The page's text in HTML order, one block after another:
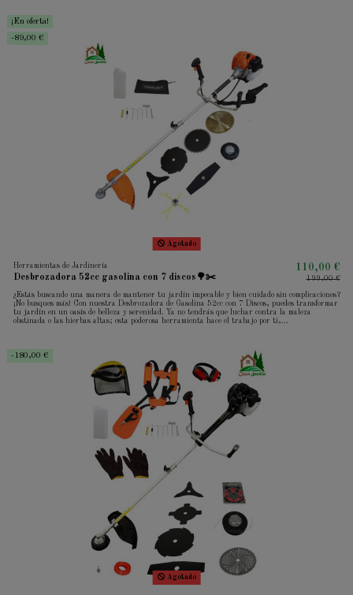
¡En oferta!
-89,00 €
Agotado
Herramientas de Jardinería
Desbrozadora 52cc gasolina con 7 discos🌳✂️
110,00 €
199,00 €
¿Estás buscando una manera de mantener tu jardín impecable y bien cuidado sin complicaciones?
¡No busques más! Con nuestra Desbrozadora de Gasolina 52cc con 7 Discos, puedes transformar
tu jardín en un oasis de belleza y serenidad. Ya no tendrás que luchar contra la maleza
obstinada o las hierbas altas; esta poderosa herramienta hace el trabajo por ti,...
-180,00 €
Agotado